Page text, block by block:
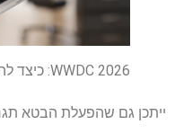
WWDC 2026: כיצד להוריד macOS 27 Developer Beta
ייתכן גם שהפעלת הבטא